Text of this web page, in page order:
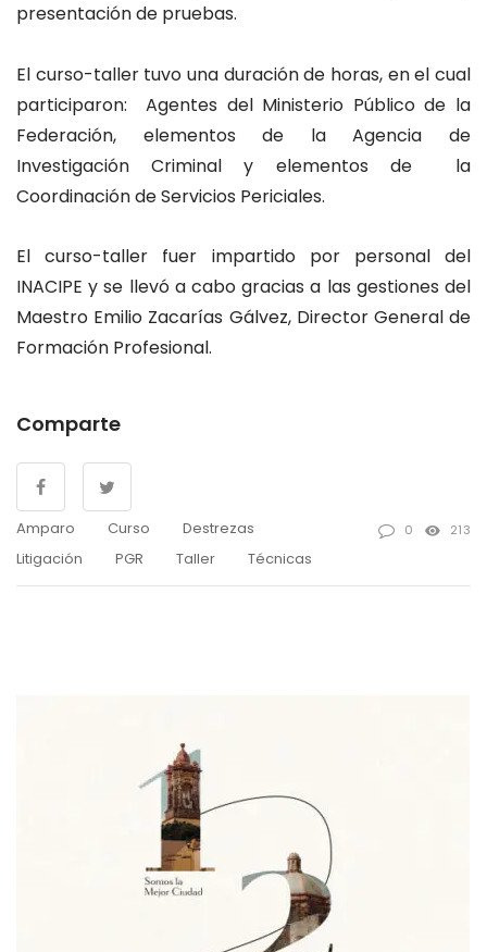
presentación de pruebas.
El curso-taller tuvo una duración de horas, en el cual
participaron: Agentes del Ministerio Público de la
Federación, elementos de la Agencia de
Investigación Criminal y elementos de la
Coordinación de Servicios Periciales.
El curso-taller fuer impartido por personal del
INACIPE y se llevó a cabo gracias a las gestiones del
Maestro Emilio Zacarías Gálvez, Director General de
Formación Profesional.
Comparte
Amparo Curso
Destrezas
Litigación
PGR Taller Técnicas
0 213